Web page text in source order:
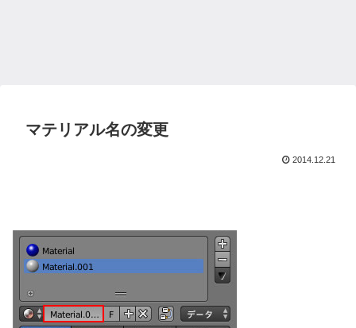
マテリアル名の変更
2014.12.21